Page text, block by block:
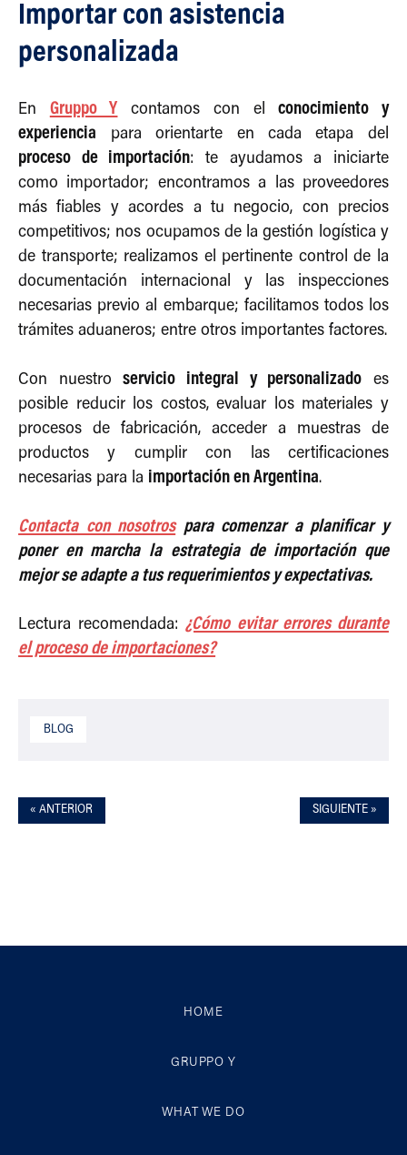
Importar con asistencia
personalizada
En Gruppo Y contamos con elconocimiento y
experiencia para orientarte en cada etapa del
proceso de importación: te ayudamos a iniciarte
como importador; encontramos a las proveedores
más fiables y acordes a tu negocio, con precios
competitivos; nos ocupamos de la gestión logística y
de transporte; realizamos el pertinente control de la
documentación internacional y las inspecciones
necesarias previo al embarque; facilitamos todos los
trámites aduaneros; entre otros importantes factores.
Con nuestroservicio integral y personalizado es
posible reducir los costos, evaluar los materiales y
procesos de fabricación, acceder a muestras de
productos y cumplir con las certificaciones
necesarias para la importación en Argentina.
Contacta con nosotrospara comenzar a planificar y
poner en marcha la estrategia de importación que
mejor se adapte a tus requerimientos y expectativas.
Lectura recomendada:¿Cómo evitar errores durante
el proceso de importaciones?
BLOG
« ANTERIOR SIGUIENTE »
HOME
GRUPPO Y
WHAT WE DO